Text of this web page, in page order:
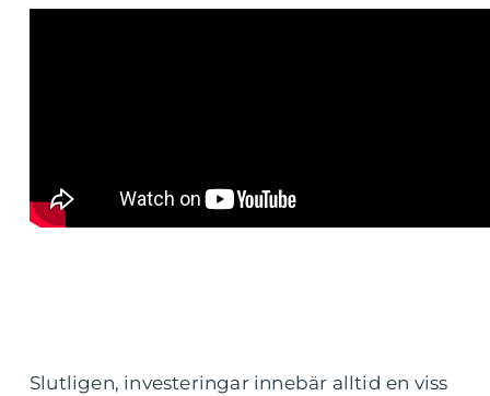
Slutligen, investeringar innebär alltid en viss